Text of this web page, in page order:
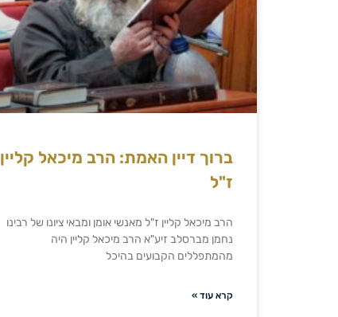
ברוך דיין האמת: הרב מיכאל קליין
ז"ל
הרב מיכאל קליין ז"ל מאנשי אומן ומבאי ציונו של רבינו
נחמן מברסלב זיע"א הרב מיכאל קליין היה
מהמתפללים הקבועים בהיכל
קרא עוד »